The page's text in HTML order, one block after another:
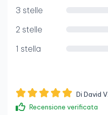
3 stelle
2 stelle
1 stella
Di David V.
Recensione verificata